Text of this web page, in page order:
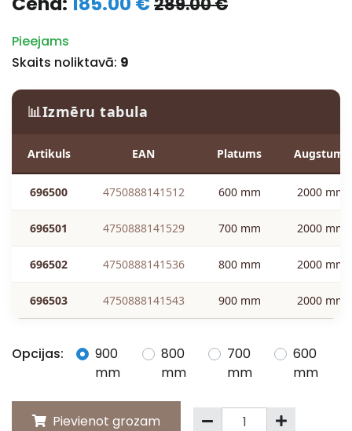
Pieejams
Skaits noliktavā: 9
📊Izmēru tabula
Artikuls EAN Platums Augstums
696500 4750888141512 600 mm 2000 mm
696501 4750888141529 700 mm 2000 mm
696502 4750888141536 800 mm 2000 mm
696503 4750888141543 900 mm 2000 mm
Opcijas:
900
mm
800
mm
700
mm
600
mm
Pievienot grozam